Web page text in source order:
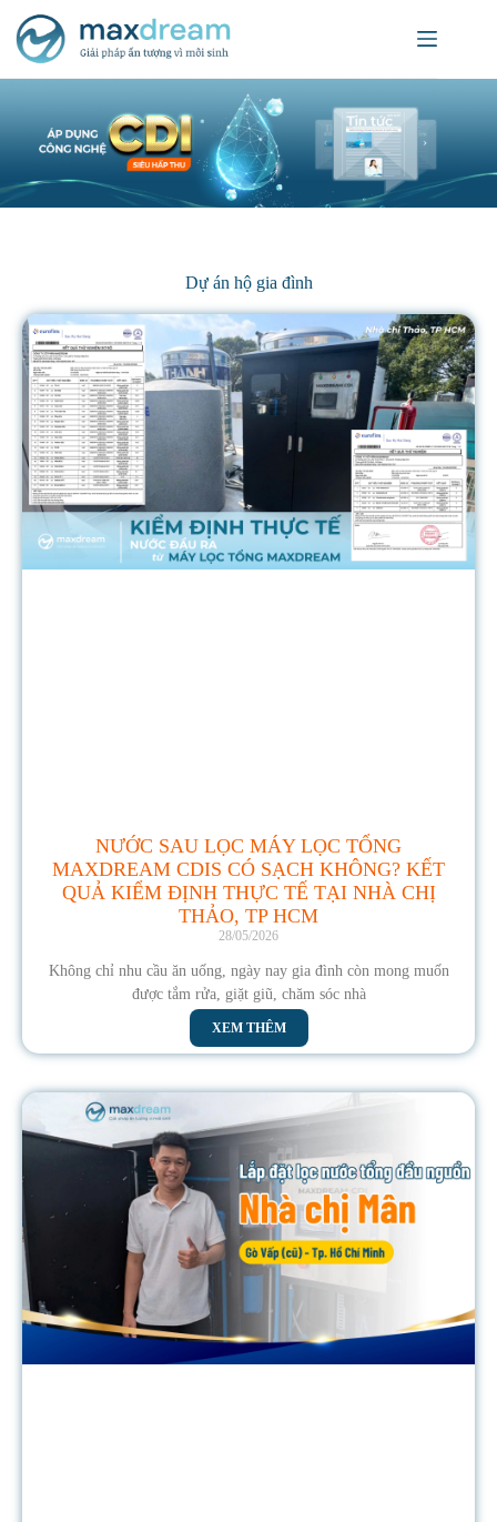
Dự án hộ gia đình
NƯỚC SAU LỌC MÁY LỌC TỔNG
MAXDREAM CDIS CÓ SẠCH KHÔNG? KẾT
QUẢ KIỂM ĐỊNH THỰC TẾ TẠI NHÀ CHỊ
THẢO, TP HCM
28/05/2026
Không chỉ nhu cầu ăn uống, ngày nay gia đình còn mong muốn
được tắm rửa, giặt giũ, chăm sóc nhà
XEM THÊM